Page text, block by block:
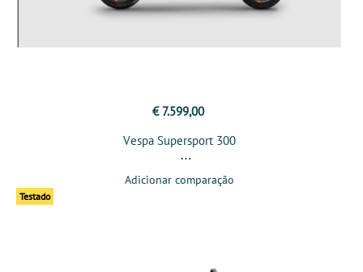
€ 7.599,00
Vespa Supersport 300
Adicionar comparação
Testado